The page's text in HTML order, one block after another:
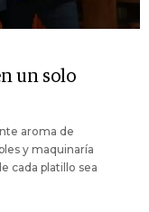
un solo
aroma de
y maquinaría
cada platillo sea